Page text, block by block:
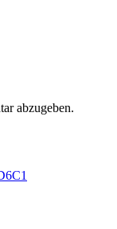
abzugeben.